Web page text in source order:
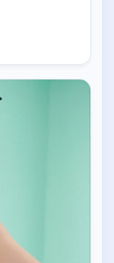
风格统一，配